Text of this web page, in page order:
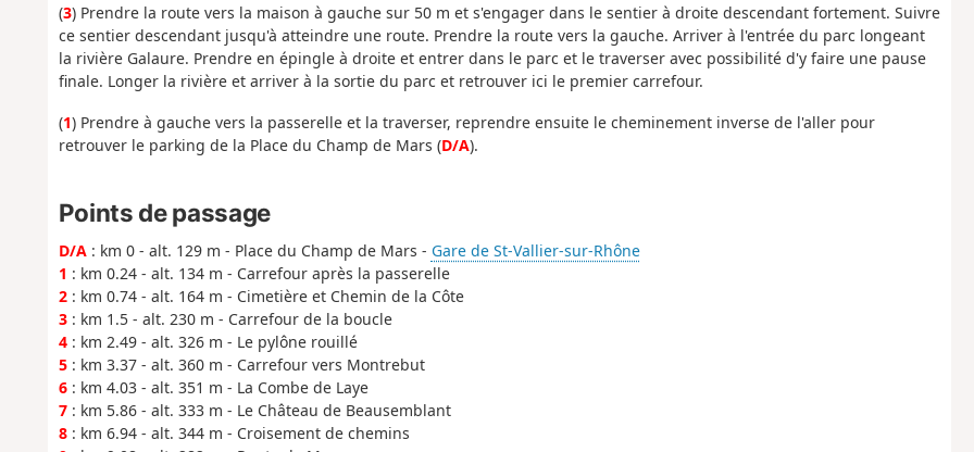
(3) Prendre la route vers la maison à gauche sur 50 m et s'engager dans le sentier à droite descendant fortement. Suivre
ce sentier descendant jusqu'à atteindre une route. Prendre la route vers la gauche. Arriver à l'entrée du parc longeant
la rivière Galaure. Prendre en épingle à droite et entrer dans le parc et le traverser avec possibilité d'y faire une pause
finale. Longer la rivière et arriver à la sortie du parc et retrouver ici le premier carrefour.
(1) Prendre à gauche vers la passerelle et la traverser, reprendre ensuite le cheminement inverse de l'aller pour
retrouver le parking de la Place du Champ de Mars (D/A).
Points de passage
D/A: km 0 - alt. 129 m - Place du Champ de Mars - Gare de St-Vallier-sur-Rhône
1 : km 0.24 - alt. 134 m - Carrefour après la passerelle
2: km 0.74 - alt. 164 m - Cimetière et Chemin de la Côte
3: km 1.5 - alt. 230 m - Carrefour de la boucle
4: km 2.49 - alt. 326 m - Le pylône rouillé
5: km 3.37 - alt. 360 m - Carrefour vers Montrebut
6: km 4.03 - alt. 351 m - La Combe de Laye
7: km 5.86 - alt. 333 m - Le Château de Beausemblant
8: km 6.94 - alt. 344 m - Croisement de chemins